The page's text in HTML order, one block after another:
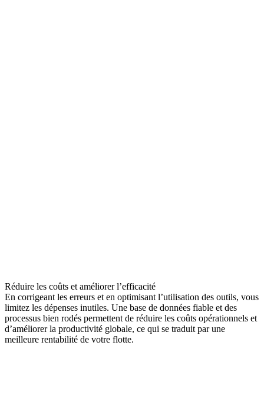
Réduire les coûts et améliorer l’efficacité
En corrigeant les erreurs et en optimisant l’utilisation des outils, vous
limitez les dépenses inutiles. Une base de données fiable et des
processus bien rodés permettent de réduire les coûts opérationnels et
d’améliorer la productivité globale, ce qui se traduit par une
meilleure rentabilité de votre flotte.